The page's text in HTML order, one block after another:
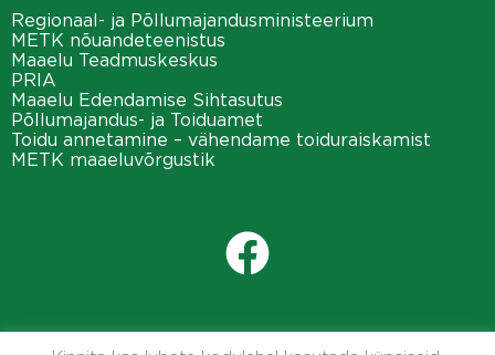
Regionaal- ja Põllumajandusministeerium
METK nõuandeteenistus
Maaelu Teadmuskeskus
PRIA
Maaelu Edendamise Sihtasutus
Põllumajandus- ja Toiduamet
Toidu annetamine – vähendame toiduraiskamist
METK maaeluvõrgustik